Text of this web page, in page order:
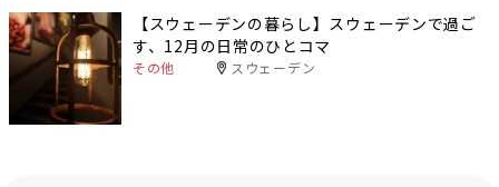
【スウェーデンの暮らし】スウェーデンで過ご
す、12月の日常のひとコマ
その他 スウェーデン